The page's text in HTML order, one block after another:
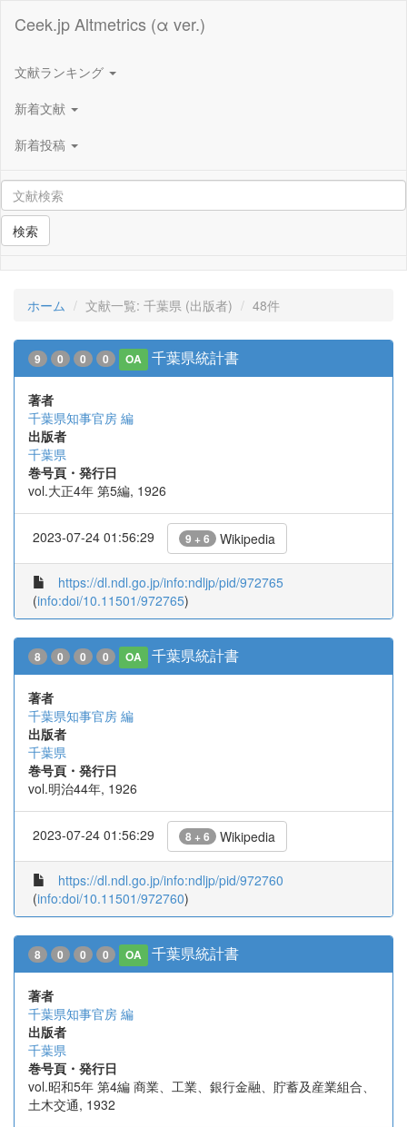
Ceek.jp Altmetrics (α ver.)
文献ランキング
新着文献
新着投稿
検索
ホーム 文献一覧: 千葉県 (出版者) 48件
9 0 0 0 OA 千葉県統計書
著者
千葉県知事官房 編
出版者
千葉県
巻号頁・発行日
vol.大正4年 第5編, 1926
2023-07-24 01:56:29 9 + 6 Wikipedia
https://dl.ndl.go.jp/info:ndljp/pid/972765
(info:doi/10.11501/972765)
8 0 0 0 OA 千葉県統計書
著者
千葉県知事官房 編
出版者
千葉県
巻号頁・発行日
vol.明治44年, 1926
2023-07-24 01:56:29 8 + 6 Wikipedia
https://dl.ndl.go.jp/info:ndljp/pid/972760
(info:doi/10.11501/972760)
8 0 0 0 OA 千葉県統計書
著者
千葉県知事官房 編
出版者
千葉県
巻号頁・発行日
vol.昭和5年 第4編 商業、工業、銀行金融、貯蓄及産業組合、
土木交通, 1932